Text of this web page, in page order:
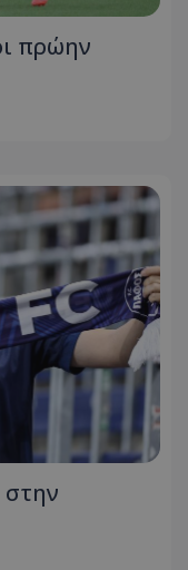
πρώην
στην